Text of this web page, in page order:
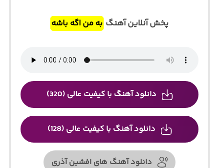
پخش آنلاین آهنگ به من اگه باشه
دانلود آهنگ با کیفیت عالی (320)
دانلود آهنگ با کیفیت عالی (128)
دانلود آهنگ های افشین آذری